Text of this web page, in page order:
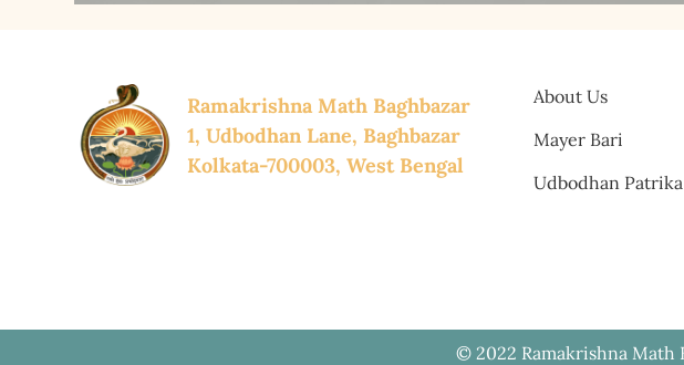
Ramakrishna Math Baghbazar
1, Udbodhan Lane, Baghbazar
Kolkata-700003, West Bengal
About Us
Mayer Bari
Udbodhan Patrika
© 2022 Ramakrishna Math